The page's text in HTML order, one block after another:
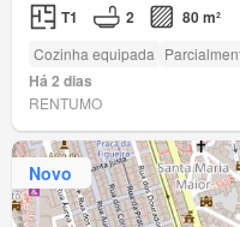
T1 2 80 m²
Cozinha equipada
Há 2 dias
RENTUMO
Novo